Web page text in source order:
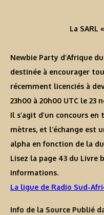
La SARL
Newbie Party d’Afrique
destinée à encourager
récemment licenciés à
23h00 à 20h00 UTC le 23
Il s’agit d’un concours
mètres, et l’échange est
alpha en fonction de la
Lisez la page 43 du Livre
informations.
La ligue de Radio Sud-
Info de la Source Publié